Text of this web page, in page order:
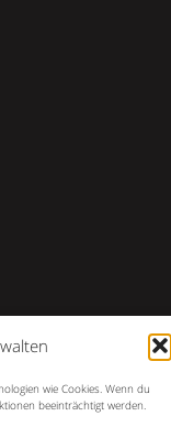
wie Cookies. Wenn du
beeinträchtigt werden.